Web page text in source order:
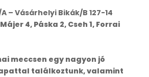
– Vásárhelyi Bikák/B 127-14
4, Páska 2, Cseh 1, Forrai
meccsen egy nagyon jó
találkoztunk, valamint